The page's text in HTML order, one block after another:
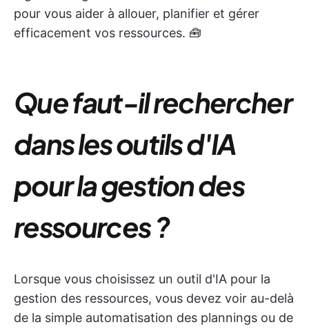
pour vous aider à allouer, planifier et gérer
efficacement vos ressources. 🧰
Que faut-il rechercher
dans les outils d'IA
pour la gestion des
ressources ?
Lorsque vous choisissez un outil d'IA pour la
gestion des ressources, vous devez voir au-delà
de la simple automatisation des plannings ou de